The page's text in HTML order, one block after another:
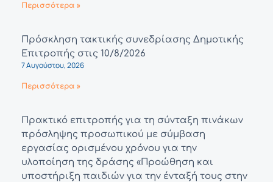
Περισσότερα »
Πρόσκληση τακτικής συνεδρίασης Δημοτικής
Επιτροπής στις 10/8/2026
7 Αυγούστου, 2026
Περισσότερα »
Πρακτικό επιτροπής για τη σύνταξη πινάκων
πρόσληψης προσωπικού με σύμβαση
εργασίας ορισμένου χρόνου για την
υλοποίηση της δράσης «Προώθηση και
υποστήριξη παιδιών για την ένταξή τους στην